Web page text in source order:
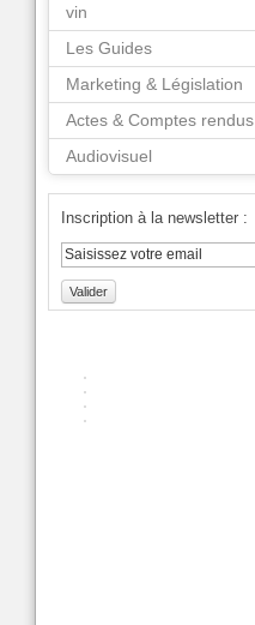
vin
Les Guides
Marketing & Législation
Actes & Comptes rendus
Audiovisuel
Inscription à la newsletter :
Valider